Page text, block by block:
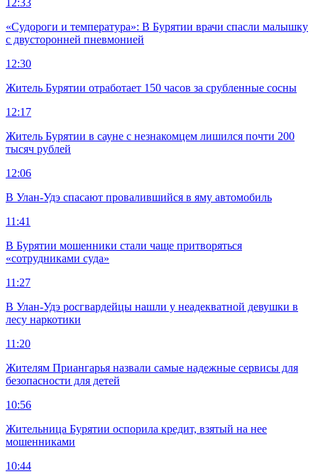
«Судороги и температура»: В Бурятии врачи спасли малышку
с двусторонней пневмонией
12:30
Житель Бурятии отработает 150 часов за срубленные сосны
12:17
Житель Бурятии в сауне с незнакомцем лишился почти 200
тысяч рублей
12:06
В Улан-Удэ спасают провалившийся в яму автомобиль
11:41
В Бурятии мошенники стали чаще притворяться
«сотрудниками суда»
11:27
В Улан-Удэ росгвардейцы нашли у неадекватной девушки в
лесу наркотики
11:20
Жителям Приангарья назвали самые надежные сервисы для
безопасности для детей
10:56
Жительница Бурятии оспорила кредит, взятый на нее
мошенниками
10:44